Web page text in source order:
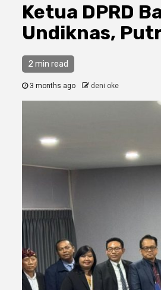
Ketua DPRD
Undiknas,
2 min read
3 months ago deni oke